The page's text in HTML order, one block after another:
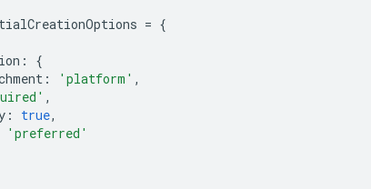
= {
:
{
: 'platform' ,
,
: true,
'preferred'